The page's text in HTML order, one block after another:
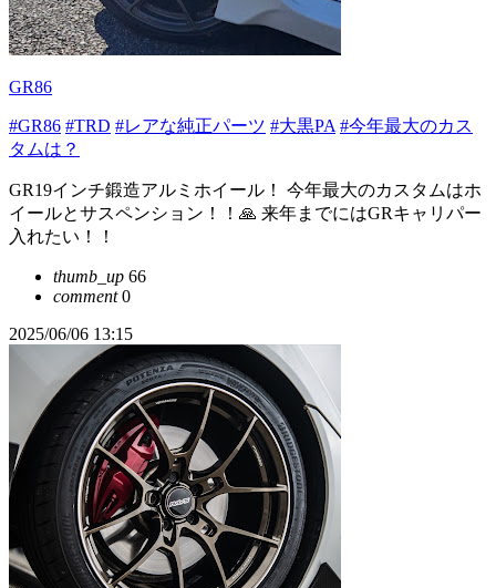
GR86
#GR86 #TRD #レアな純正パーツ #大黒PA #今年最大のカス
タムは？
GR19インチ鍛造アルミホイール！ 今年最大のカスタムはホ
イールとサスペンション！！🙏 来年までにはGRキャリパー
入れたい！！
thumb_up 66
comment0
2025/06/06 13:15